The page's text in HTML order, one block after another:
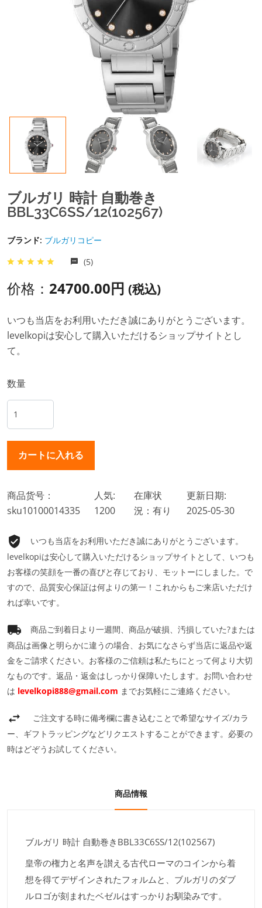
ブルガリ 時計 自動巻き
BBL33C6SS/12(102567)
ブランド: ブルガリコピー
(5)
价格： 24700.00円 (税込)
いつも当店をお利用いただき誠にありがとうございます。
levelkopiは安心して購入いただけるショップサイトとし
て。
数量
商品货号：
sku10100014335
人気:
1200
在庫状
況：有り
更新日期:
2025-05-30
いつも当店をお利用いただき誠にありがとうございます。
levelkopiは安心して購入いただけるショップサイトとして、いつも
お客様の笑顔を一番の喜びと存じており、モットーにしました。で
すので、品質安心保証は何よりの第一！これからもご来店いただけ
れば幸いです。
商品ご到着日より一週間、商品が破損、汚損していた?または
商品は画像と明らかに違うの場合、お気になさらず当店に返品や返
金をご請求ください。お客様のご信頼は私たちにとって何より大切
なものです。返品・返金はしっかり保障いたします。お問い合わせ
は levelkopi888@gmail.com までお気軽にご連絡ください。
ご注文する時に備考欄に書き込むことで希望なサイズ/カラ
ー、ギフトラッピングなどリクエストすることができます。必要の
時はどぞうお試してください。
商品情報
ブルガリ 時計 自動巻きBBL33C6SS/12(102567)
皇帝の権力と名声を讃える古代ローマのコインから着
想を得てデザインされたフォルムと、ブルガリのダブ
ルロゴが刻まれたベゼルはすっかりお馴染みです。